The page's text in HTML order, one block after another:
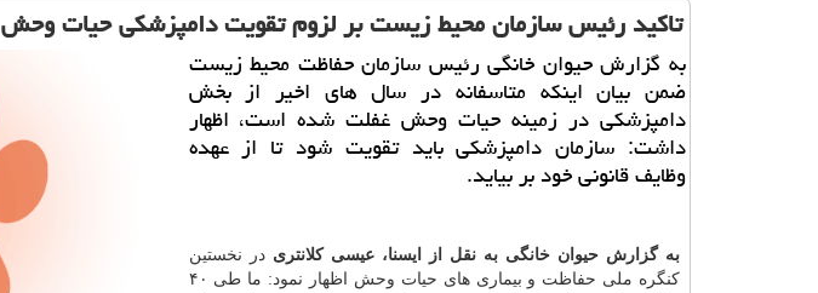
تاكید رئیس سازمان محیط زیست بر لزوم تقویت دامپزشكی حیات وحش
به گزارش حیوان خانگی رئیس سازمان حفاظت محیط زیست
ضمن بیان اینكه متاسفانه در سال های اخیر از بخش
دامپزشكی در زمینه حیات وحش غفلت شده است، اظهار
داشت: سازمان دامپزشكی باید تقویت شود تا از عهده
وظایف قانونی خود بر بیاید.
به گزارش حیوان خانگی به نقل از ایسنا، عیسی كلانتریدر نخستین
كنگره ملی حفاظت و بیماری های حیات وحش اظهار نمود: ما طی ۴۰